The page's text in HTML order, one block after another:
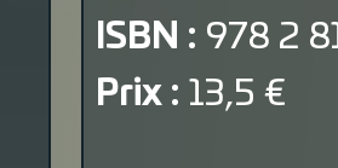
ISBN : 978 2
Prix : 13,5 €